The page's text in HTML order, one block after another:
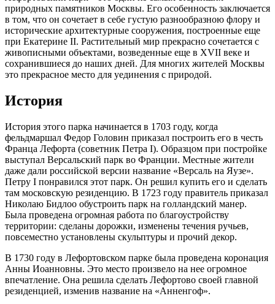
природных памятников Москвы. Его особенность заключается
в том, что он сочетает в себе густую разнообразною флору и
исторические архитектурные сооружения, построенные еще
при Екатерине II. Растительный мир прекрасно сочетается с
живописными объектами, возведенные еще в XVII веке и
сохранившиеся до наших дней. Для многих жителей Москвы
это прекрасное место для уединения с природой.
История
История этого парка начинается в 1703 году, когда
фельдмаршал Федор Головин приказал построить его в честь
Франца Лефорта (советник Петра I). Образцом при постройке
выступал Версальский парк во Франции. Местные жители
даже дали российской версии название «Версаль на Яузе».
Петру I понравился этот парк. Он решил купить его и сделать
там московскую резиденцию. В 1723 году правитель приказал
Николаю Бидлоо обустроить парк на голландский манер.
Была проведена огромная работа по благоустройству
территории: сделаны дорожки, изменены течения ручьев,
повсеместно установлены скульптуры и прочий декор.
В 1730 году в Лефортовском парке была проведена коронация
Анны Иоанновны. Это место произвело на нее огромное
впечатление. Она решила сделать Лефортово своей главной
резиденцией, изменив название на «Анненгоф».